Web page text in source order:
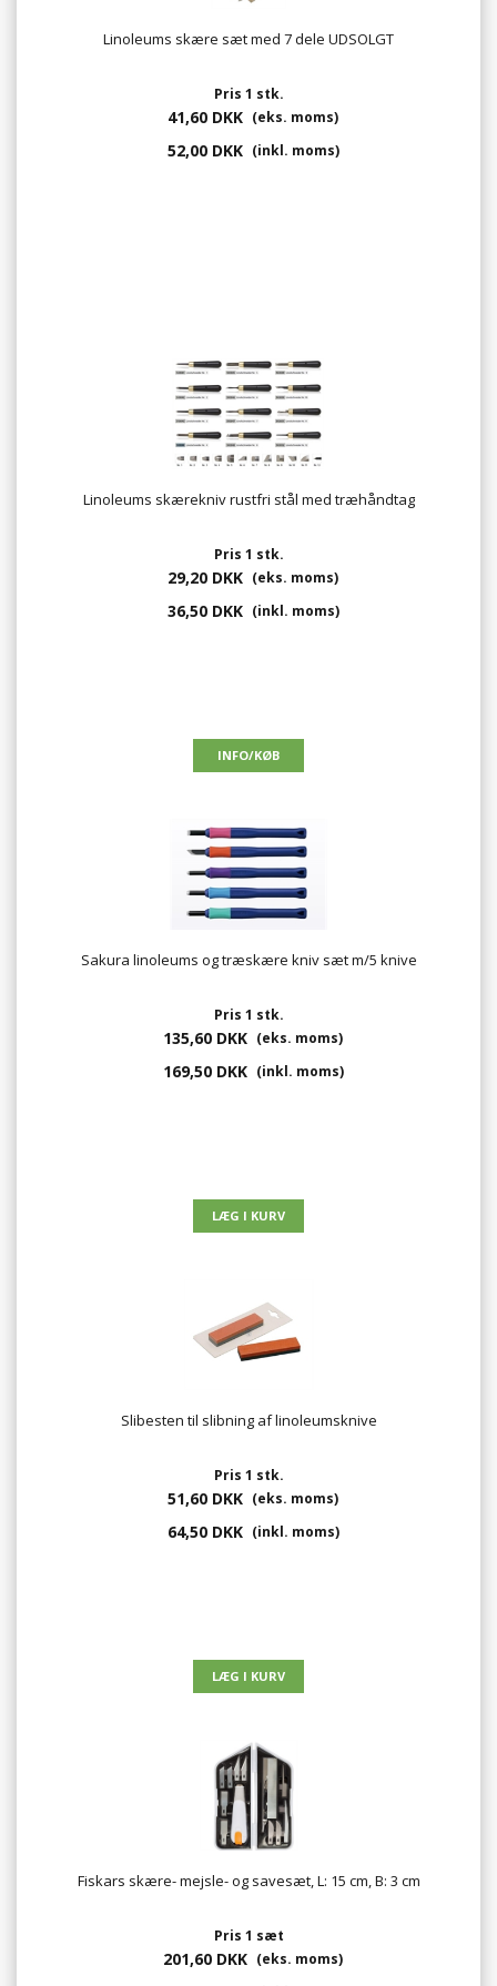
Linoleums skære sæt med 7 dele UDSOLGT
Pris 1 stk.
41,60 DKK (eks. moms)
52,00 DKK (inkl. moms)
Linoleums skærekniv rustfri stål med træhåndtag
Pris 1 stk.
29,20 DKK (eks. moms)
36,50 DKK (inkl. moms)
Sakura linoleums og træskære kniv sæt m/5 knive
Pris 1 stk.
135,60 DKK (eks. moms)
169,50 DKK (inkl. moms)
Slibesten til slibning af linoleumsknive
Pris 1 stk.
51,60 DKK (eks. moms)
64,50 DKK (inkl. moms)
Fiskars skære- mejsle- og savesæt, L: 15 cm, B: 3 cm
Pris 1 sæt
201,60 DKK (eks. moms)